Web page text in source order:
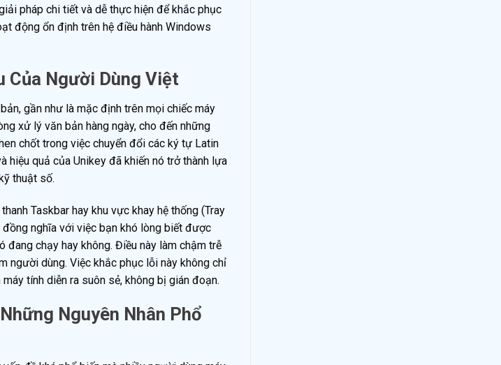
pháp chi tiết và dễ thực hiện để khắc phục
động ổn định trên hệ điều hành Windows
Của Người Dùng Việt
gần như là mặc định trên mọi chiếc máy
xử lý văn bản hàng ngày, cho đến những
chốt trong việc chuyển đổi các ký tự Latin
hiệu quả của Unikey đã khiến nó trở thành lựa
thuật số.
Taskbar hay khu vực khay hệ thống (Tray
nghĩa với việc bạn khó lòng biết được
đang chạy hay không. Điều này làm chậm trễ
người dùng. Việc khắc phục lỗi này không chỉ
tính diễn ra suôn sẻ, không bị gián đoạn.
Nguyên Nhân Phổ